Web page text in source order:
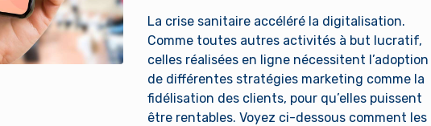
La crise sanitaire accéléré la digitalisation.
Comme toutes autres activités à but lucratif,
celles réalisées en ligne nécessitent l’adoption
de différentes stratégies marketing comme la
fidélisation des clients, pour qu’elles puissent
être rentables. Voyez ci-dessous comment les